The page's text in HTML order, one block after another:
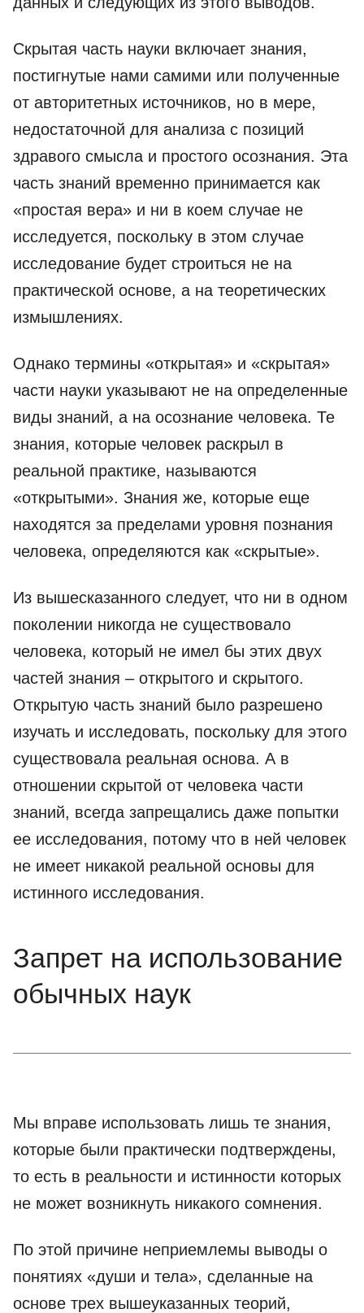
Скрытая часть науки включает знания,
постигнутые нами самими или полученные
от авторитетных источников, но в мере,
недостаточной для анализа с позиций
здравого смысла и простого осознания. Эта
часть знаний временно принимается как
«простая вера» и ни в коем случае не
исследуется, поскольку в этом случае
исследование будет строиться не на
практической основе, а на теоретических
измышлениях.
Однако термины «открытая» и «скрытая»
части науки указывают не на определенные
виды знаний, а на осознание человека. Те
знания, которые человек раскрыл в
реальной практике, называются
«открытыми». Знания же, которые еще
находятся за пределами уровня познания
человека, определяются как «скрытые».
Из вышесказанного следует, что ни в одном
поколении никогда не существовало
человека, который не имел бы этих двух
частей знания – открытого и скрытого.
Открытую часть знаний было разрешено
изучать и исследовать, поскольку для этого
существовала реальная основа. А в
отношении скрытой от человека части
знаний, всегда запрещались даже попытки
ее исследования, потому что в ней человек
не имеет никакой реальной основы для
истинного исследования.
Запрет на использование
обычных наук
Мы вправе использовать лишь те знания,
которые были практически подтверждены,
то есть в реальности и истинности которых
не может возникнуть никакого сомнения.
По этой причине неприемлемы выводы о
понятиях «души и тела», сделанные на
основе трех вышеуказанных теорий,